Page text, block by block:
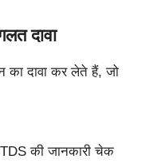
दावा
का दावा कर लेते हैं, जो
की जानकारी चेक